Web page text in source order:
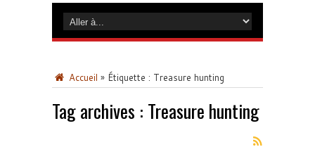
Accueil » Étiquette : Treasure hunting
Tag archives : Treasure hunting